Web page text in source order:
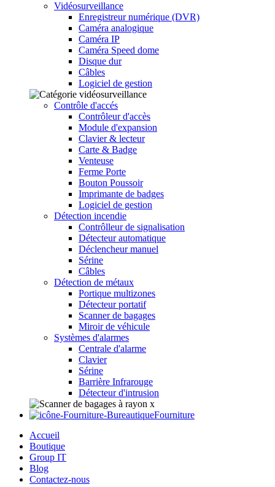
Vidéosurveillance
Enregistreur numérique (DVR)
Caméra analogique
Caméra IP
Caméra Speed dome
Disque dur
Câbles
Logiciel de gestion
Contrôle d'accés
Contrôleur d'accès
Module d'expansion
Clavier & lecteur
Carte & Badge
Venteuse
Ferme Porte
Bouton Poussoir
Imprimante de badges
Logiciel de gestion
Détection incendie
Contrôlleur de signalisation
Détecteur automatique
Déclencheur manuel
Sérine
Câbles
Détection de métaux
Portique multizones
Détecteur portatif
Scanner de bagages
Miroir de véhicule
Systèmes d'alarmes
Centrale d'alarme
Clavier
Sérine
Barrière Infrarouge
Détecteur d'intrusion
Fourniture
Accueil
Boutique
Group IT
Blog
Contactez-nous